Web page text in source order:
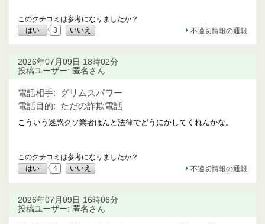
このクチコミは参考になりましたか？
はい
3 いいえ 不適切情報の通報
2026年07月09日 18時02分
投稿ユーザー: 匿名さん
電話相手: グリムスパワー
電話目的: ただの詐欺電話
こういう迷惑クソ業者ほんと法律でどうにかしてくれんかな。
このクチコミは参考になりましたか？
はい
4 いいえ 不適切情報の通報
2026年07月09日 16時06分
投稿ユーザー: 匿名さん